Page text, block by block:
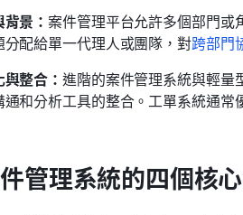
背景：案件管理平台允許多個部門或
分配給單一代理人或團隊，對跨部門
與整合：進階的案件管理系統與輕量
通和分析工具的整合。工單系統通常
管理系統的四個核